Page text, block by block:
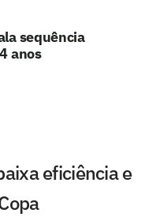
sequência
anos
eficiência e